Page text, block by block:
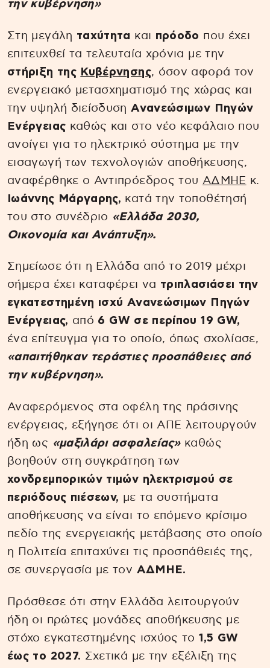
την κυβέρνηση»
Στη μεγάλη ταχύτητα και πρόοδο που έχει
επιτευχθεί τα τελευταία χρόνια με την
στήριξη της Κυβέρνησης, όσον αφορά τον
ενεργειακό μετασχηματισμό της χώρας και
την υψηλή διείσδυσηΑνανεώσιμων Πηγών
Ενέργειας καθώς και στο νέο κεφάλαιο που
ανοίγει για το ηλεκτρικό σύστημα με την
εισαγωγή των τεχνολογιών αποθήκευσης,
αναφέρθηκε ο Αντιπρόεδρος του ΑΔΜΗΕ κ.
Ιωάννης Μάργαρης, κατά την τοποθέτησή
του στο συνέδριο «Ελλάδα 2030,
Οικονομία και Ανάπτυξη».
Σημείωσε ότι η Ελλάδα από το 2019 μέχρι
σήμερα έχει καταφέρει να τριπλασιάσει την
εγκατεστημένη ισχύ Ανανεώσιμων Πηγών
Ενέργειας, από 6 GW σε περίπου 19 GW,
ένα επίτευγμα για το οποίο, όπως σχολίασε,
«απαιτήθηκαν τεράστιες προσπάθειες από
την κυβέρνηση».
Αναφερόμενος στα οφέλη της πράσινης
ενέργειας, εξήγησε ότι οι ΑΠΕ λειτουργούν
ήδη ως «μαξιλάρι ασφαλείας»καθώς
βοηθούν στη συγκράτηση των
χονδρεμπορικών τιμών ηλεκτρισμού σε
περιόδους πιέσεων, με τα συστήματα
αποθήκευσης να είναι το επόμενο κρίσιμο
πεδίο της ενεργειακής μετάβασης στο οποίο
η Πολιτεία επιταχύνει τις προσπάθειές της,
σε συνεργασία με τον ΑΔΜΗΕ.
Πρόσθεσε ότι στην Ελλάδα λειτουργούν
ήδη οι πρώτες μονάδες αποθήκευσης με
στόχο εγκατεστημένης ισχύος το1,5 GW
έως το 2027. Σχετικά με την εξέλιξη της